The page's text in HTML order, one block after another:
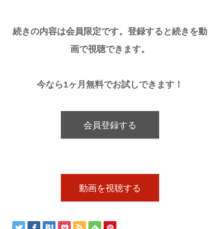
続きの内容は会員限定です。登録すると続きを動
画で視聴できます。
今なら1ヶ月無料でお試しできます！
会員登録する
動画を視聴する